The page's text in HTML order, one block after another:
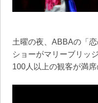
土曜の夜、ABBAの「
ショーがマリーブリッ
100人以上の観客が満